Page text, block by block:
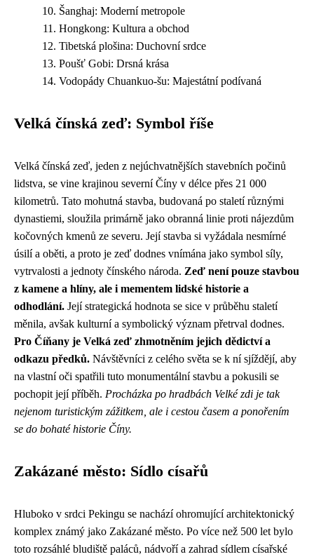
Šanghaj: Moderní metropole
Hongkong: Kultura a obchod
Tibetská plošina: Duchovní srdce
Poušť Gobi: Drsná krása
Vodopády Chuankuo-šu: Majestátní podívaná
Velká čínská zeď: Symbol říše
Velká čínská zeď, jeden z nejúchvatnějších stavebních počinů
lidstva, se vine krajinou severní Číny v délce přes 21 000
kilometrů. Tato mohutná stavba, budovaná po staletí různými
dynastiemi, sloužila primárně jako obranná linie proti nájezdům
kočovných kmenů ze severu. Její stavba si vyžádala nesmírné
úsilí a oběti, a proto je zeď dodnes vnímána jako symbol síly,
vytrvalosti a jednoty čínského národa. Zeď není pouze stavbou
z kamene a hlíny, ale i mementem lidské historie a
odhodlání. Její strategická hodnota se sice v průběhu staletí
měnila, avšak kulturní a symbolický význam přetrval dodnes.
Pro Číňany je Velká zeď zhmotněním jejich dědictví a
odkazu předků. Návštěvníci z celého světa se k ní sjíždějí, aby
na vlastní oči spatřili tuto monumentální stavbu a pokusili se
pochopit její příběh. Procházka po hradbách Velké zdi je tak
nejenom turistickým zážitkem, ale i cestou časem a ponořením
se do bohaté historie Číny.
Zakázané město: Sídlo císařů
Hluboko v srdci Pekingu se nachází ohromující architektonický
komplex známý jako Zakázané město. Po více než 500 let bylo
toto rozsáhlé bludiště paláců, nádvoří a zahrad sídlem císařské